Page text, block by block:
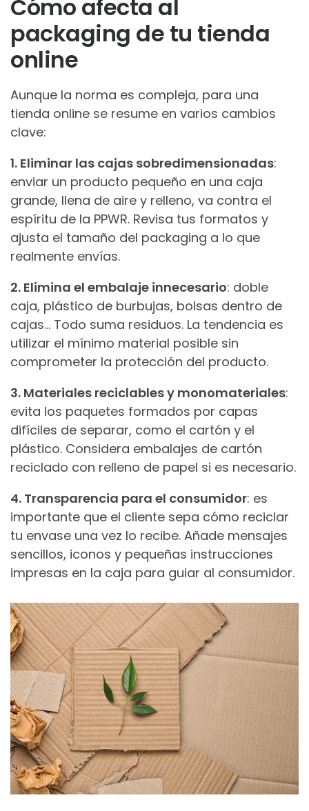
Cómo afecta al
packaging de tu tienda
online
Aunque la norma es compleja, para una
tienda online se resume en varios cambios
clave:
1. Eliminar las cajas sobredimensionadas:
enviar un producto pequeño en una caja
grande, llena de aire y relleno, va contra el
espíritu de la PPWR. Revisa tus formatos y
ajusta el tamaño del packaging a lo que
realmente envías.
2. Elimina el embalaje innecesario: doble
caja, plástico de burbujas, bolsas dentro de
cajas… Todo suma residuos. La tendencia es
utilizar el mínimo material posible sin
comprometer la protección del producto.
3. Materiales reciclables y monomateriales:
evita los paquetes formados por capas
difíciles de separar, como el cartón y el
plástico. Considera embalajes de cartón
reciclado con relleno de papel si es necesario.
4. Transparencia para el consumidor: es
importante que el cliente sepa cómo reciclar
tu envase una vez lo recibe. Añade mensajes
sencillos, iconos y pequeñas instrucciones
impresas en la caja para guiar al consumidor.